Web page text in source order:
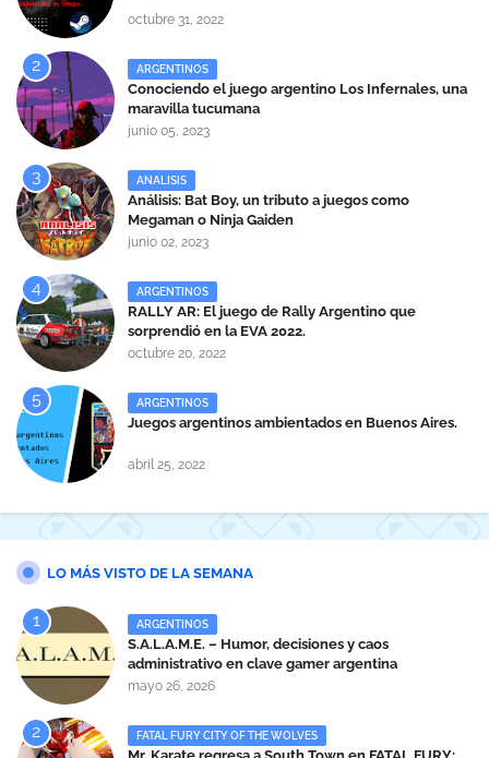
octubre 31, 2022
ARGENTINOS
Conociendo el juego argentino Los Infernales, una
maravilla tucumana
junio 05, 2023
ANALISIS
Análisis: Bat Boy, un tributo a juegos como
Megaman o Ninja Gaiden
junio 02, 2023
ARGENTINOS
RALLY AR: El juego de Rally Argentino que
sorprendió en la EVA 2022.
octubre 20, 2022
ARGENTINOS
Juegos argentinos ambientados en Buenos Aires.
abril 25, 2022
LO MÁS VISTO DE LA SEMANA
ARGENTINOS
S.A.L.A.M.E. – Humor, decisiones y caos
administrativo en clave gamer argentina
mayo 26, 2026
FATAL FURY CITY OF THE WOLVES